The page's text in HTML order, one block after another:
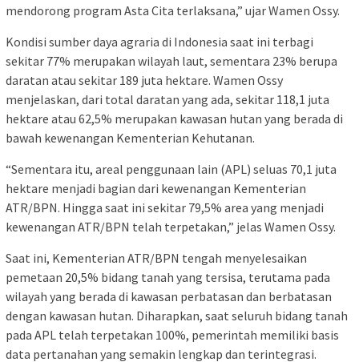
mendorong program Asta Cita terlaksana,” ujar Wamen Ossy.
Kondisi sumber daya agraria di Indonesia saat ini terbagi
sekitar 77% merupakan wilayah laut, sementara 23% berupa
daratan atau sekitar 189 juta hektare. Wamen Ossy
menjelaskan, dari total daratan yang ada, sekitar 118,1 juta
hektare atau 62,5% merupakan kawasan hutan yang berada di
bawah kewenangan Kementerian Kehutanan.
“Sementara itu, areal penggunaan lain (APL) seluas 70,1 juta
hektare menjadi bagian dari kewenangan Kementerian
ATR/BPN. Hingga saat ini sekitar 79,5% area yang menjadi
kewenangan ATR/BPN telah terpetakan,” jelas Wamen Ossy.
Saat ini, Kementerian ATR/BPN tengah menyelesaikan
pemetaan 20,5% bidang tanah yang tersisa, terutama pada
wilayah yang berada di kawasan perbatasan dan berbatasan
dengan kawasan hutan. Diharapkan, saat seluruh bidang tanah
pada APL telah terpetakan 100%, pemerintah memiliki basis
data pertanahan yang semakin lengkap dan terintegrasi.